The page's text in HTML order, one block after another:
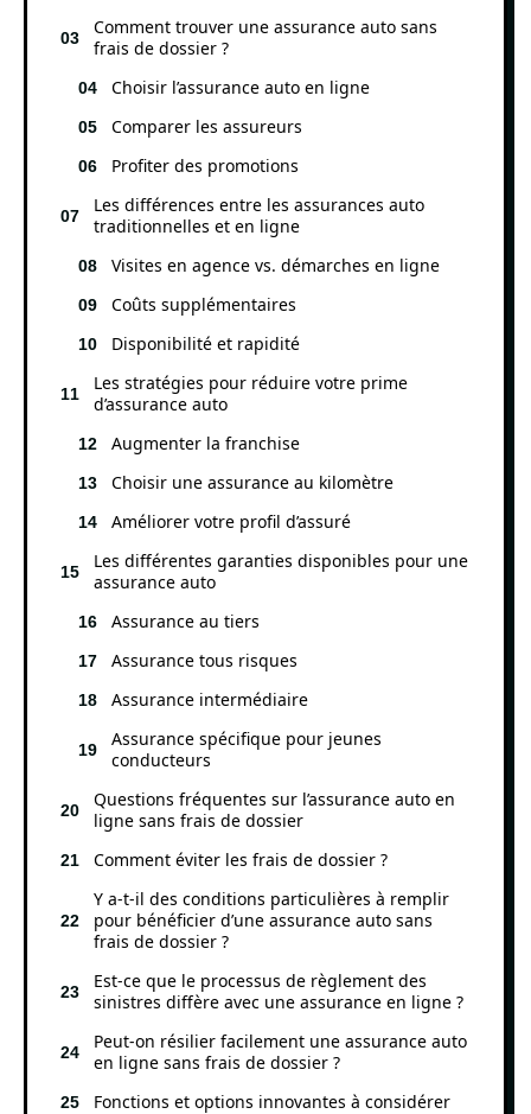
Comment trouver une assurance auto sans
frais de dossier ?
Choisir l’assurance auto en ligne
Comparer les assureurs
Profiter des promotions
Les différences entre les assurances auto
traditionnelles et en ligne
Visites en agence vs. démarches en ligne
Coûts supplémentaires
Disponibilité et rapidité
Les stratégies pour réduire votre prime
d’assurance auto
Augmenter la franchise
Choisir une assurance au kilomètre
Améliorer votre profil d’assuré
Les différentes garanties disponibles pour une
assurance auto
Assurance au tiers
Assurance tous risques
Assurance intermédiaire
Assurance spécifique pour jeunes
conducteurs
Questions fréquentes sur l’assurance auto en
ligne sans frais de dossier
Comment éviter les frais de dossier ?
Y a-t-il des conditions particulières à remplir
pour bénéficier d’une assurance auto sans
frais de dossier ?
Est-ce que le processus de règlement des
sinistres diffère avec une assurance en ligne ?
Peut-on résilier facilement une assurance auto
en ligne sans frais de dossier ?
Fonctions et options innovantes à considérer